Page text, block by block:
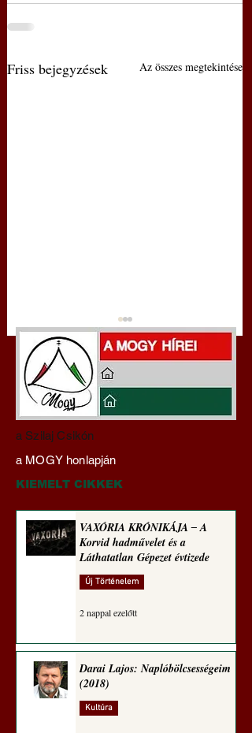
Friss bejegyzések Az összes megtekintése
Darai Lajos:
Naplóbölcsességeim
(2022)
a Szilaj Csikón
a MOGY honlapján
KIEMELT CIKKEK
VAXÓRIA KRÓNIKÁJA ‒ A
Korvid hadművelet és a
Láthatatlan Gépezet évtizede
Új Történelem
2 nappal ezelőtt
Darai Lajos: Naplóbölcsességeim
(2018)
Kultúra